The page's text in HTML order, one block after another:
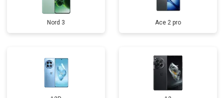
Nord 3 Ace 2 pro